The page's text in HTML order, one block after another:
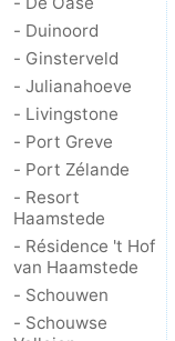
Nature
Hollands
Duin
-
Noordwijk
-
Katwijk
Scheveningen
Haye
Rotterdam
Rockanje
Zeeland
- Duinoord
- Ginsterveld
- Julianahoeve
- Livingstone
- Port Greve
- Port Zélande
- Resort
Haamstede
- Résidence 't Hof
van Haamstede
- Schouwen
- Schouwse